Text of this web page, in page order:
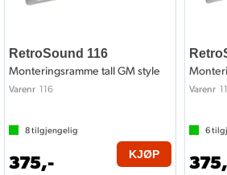
RetroSound 116
Monteringsramme tall GM style
Varenr 116
8tilgjengelig
375,- KJØP
Varenr
6